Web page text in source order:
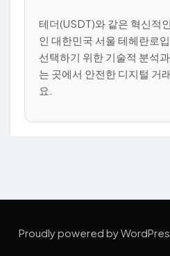
테더(USDT)와 같은 혁신적
인 대한민국 서울 테헤란로
선택하기 위한 기술적 분석
는 곳에서 안전한 디지털 거
요.
Proudly powered by